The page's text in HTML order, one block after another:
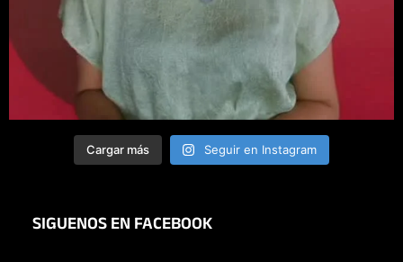
Cargar más Seguir en Instagram
SIGUENOS EN FACEBOOK